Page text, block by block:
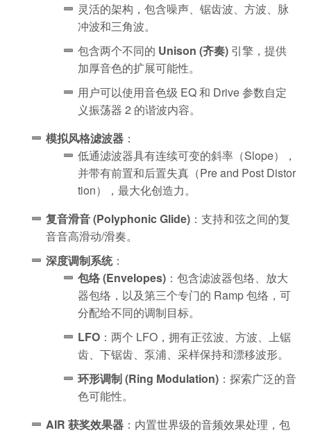
灵活的架构，包含噪声、锯齿波、方波、脉
冲波和三角波。
包含两个不同的 Unison (齐奏) 引擎，提供
加厚音色的扩展可能性。
用户可以使用音色级 EQ 和 Drive 参数自定
义振荡器 2 的谐波内容。
模拟风格滤波器 ：
低通滤波器具有连续可变的斜率（Slope），
并带有前置和后置失真（Pre and Post Distor
tion），最大化创造力。
复音滑音 (Polyphonic Glide) ：支持和弦之间的复
音音高滑动/滑奏。
深度调制系统：
包络 (Envelopes) ：包含滤波器包络、放大
器包络，以及第三个专门的 Ramp 包络，可
分配给不同的调制目标。
LFO ：两个 LFO，拥有正弦波、方波、上锯
齿、下锯齿、泵浦、采样保持和漂移波形。
环形调制 (Ring Modulation) ：探索广泛的音
色可能性。
AIR 获奖效果器 ：内置世界级的音频效果处理，包